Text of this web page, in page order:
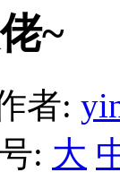
~
者:
: 大